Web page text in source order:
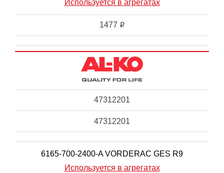
Используется в агрегатах
1477 i
47312201
47312201
6165-700-2400-A VORDERAC GES R9
Используется в агрегатах